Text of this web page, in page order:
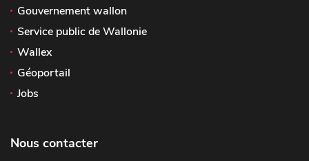
Gouvernement wallon
Service public de Wallonie
Wallex
Géoportail
Jobs
Nous contacter